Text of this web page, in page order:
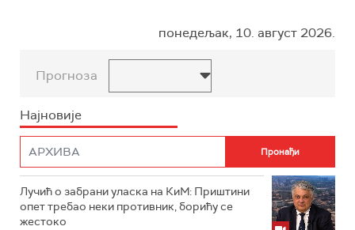
понедељак, 10. август 2026.
Прогноза
Најновије
Лучић о забрани уласка на КиМ: Приштини
опет требао неки противник, борићу се
жестоко